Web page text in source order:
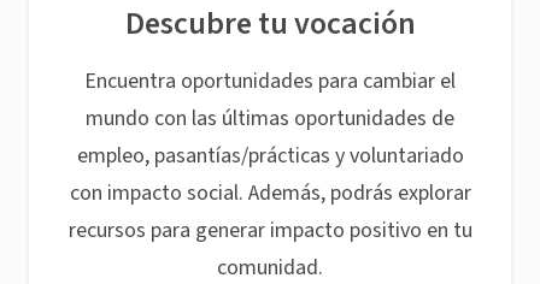
Descubre tu vocación
Encuentra oportunidades para cambiar el
mundo con las últimas oportunidades de
empleo, pasantías/prácticas y voluntariado
con impacto social. Además, podrás explorar
recursos para generar impacto positivo en tu
comunidad.